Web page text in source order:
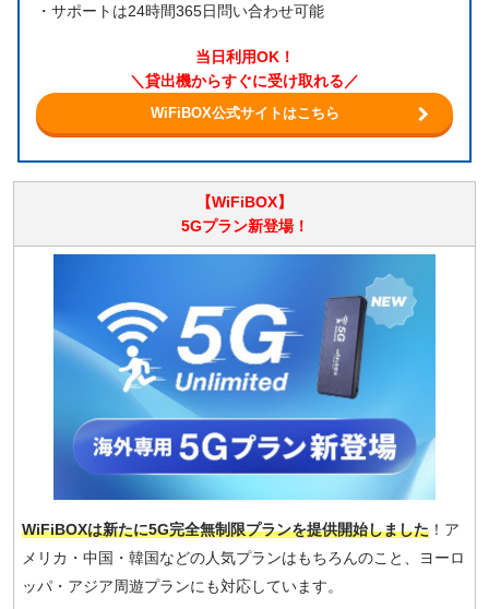
・サポートは24時間365日問い合わせ可能
当日利用OK！
＼貸出機からすぐに受け取れる／
WiFiBOX公式サイトはこちら
【WiFiBOX】
5Gプラン新登場！
WiFiBOXは新たに5G完全無制限プランを提供開始しました ！ア
メリカ・中国・韓国などの人気プランはもちろんのこと、ヨーロ
ッパ・アジア周遊プランにも対応しています。